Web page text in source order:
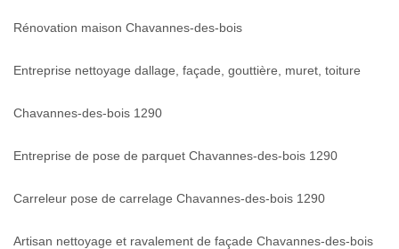
Rénovation maison Chavannes-des-bois
Entreprise nettoyage dallage, façade, gouttière, muret, toiture
Chavannes-des-bois 1290
Entreprise de pose de parquet Chavannes-des-bois 1290
Carreleur pose de carrelage Chavannes-des-bois 1290
Artisan nettoyage et ravalement de façade Chavannes-des-bois